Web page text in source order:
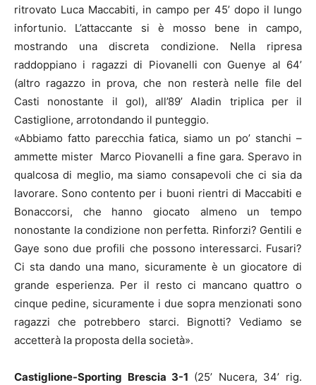
ritrovato Luca Maccabiti, in campo per 45’ dopo il lungo
infortunio. L’attaccante si è mosso bene in campo,
mostrando una discreta condizione. Nella ripresa
raddoppiano i ragazzi di Piovanelli con Guenye al 64’
(altro ragazzo in prova, che non resterà nelle file del
Casti nonostante il gol), all’89’ Aladin triplica per il
Castiglione, arrotondando il punteggio.
«Abbiamo fatto parecchia fatica, siamo un po’ stanchi –
ammette mister Marco Piovanelli a fine gara. Speravo in
qualcosa di meglio, ma siamo consapevoli che ci sia da
lavorare. Sono contento per i buoni rientri di Maccabiti e
Bonaccorsi, che hanno giocato almeno un tempo
nonostante la condizione non perfetta. Rinforzi? Gentili e
Gaye sono due profili che possono interessarci. Fusari?
Ci sta dando una mano, sicuramente è un giocatore di
grande esperienza. Per il resto ci mancano quattro o
cinque pedine, sicuramente i due sopra menzionati sono
ragazzi che potrebbero starci. Bignotti? Vediamo se
accetterà la proposta della società».
Castiglione-Sporting Brescia 3-1 (25’ Nucera, 34’ rig.